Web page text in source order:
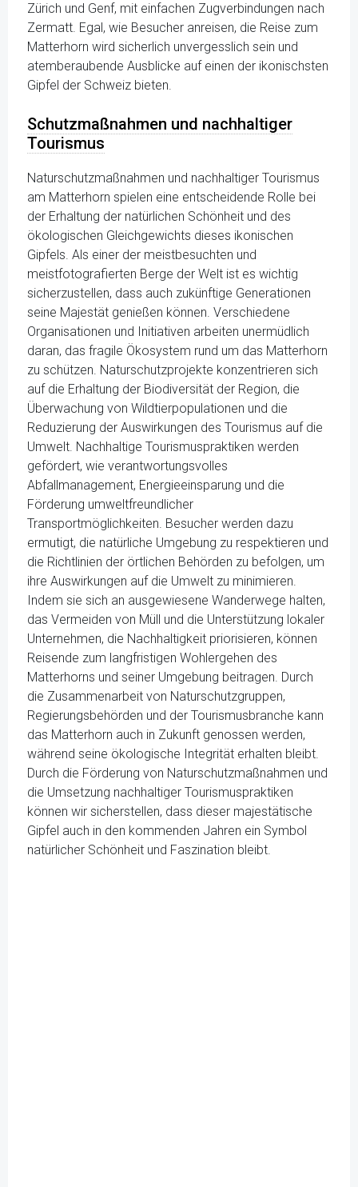
Zürich und Genf, mit einfachen Zugverbindungen nach
Zermatt. Egal, wie Besucher anreisen, die Reise zum
Matterhorn wird sicherlich unvergesslich sein und
atemberaubende Ausblicke auf einen der ikonischsten
Gipfel der Schweiz bieten.
Schutzmaßnahmen und nachhaltiger
Tourismus
Naturschutzmaßnahmen und nachhaltiger Tourismus
am Matterhorn spielen eine entscheidende Rolle bei
der Erhaltung der natürlichen Schönheit und des
ökologischen Gleichgewichts dieses ikonischen
Gipfels. Als einer der meistbesuchten und
meistfotografierten Berge der Welt ist es wichtig
sicherzustellen, dass auch zukünftige Generationen
seine Majestät genießen können. Verschiedene
Organisationen und Initiativen arbeiten unermüdlich
daran, das fragile Ökosystem rund um das Matterhorn
zu schützen. Naturschutzprojekte konzentrieren sich
auf die Erhaltung der Biodiversität der Region, die
Überwachung von Wildtierpopulationen und die
Reduzierung der Auswirkungen des Tourismus auf die
Umwelt. Nachhaltige Tourismuspraktiken werden
gefördert, wie verantwortungsvolles
Abfallmanagement, Energieeinsparung und die
Förderung umweltfreundlicher
Transportmöglichkeiten. Besucher werden dazu
ermutigt, die natürliche Umgebung zu respektieren und
die Richtlinien der örtlichen Behörden zu befolgen, um
ihre Auswirkungen auf die Umwelt zu minimieren.
Indem sie sich an ausgewiesene Wanderwege halten,
das Vermeiden von Müll und die Unterstützung lokaler
Unternehmen, die Nachhaltigkeit priorisieren, können
Reisende zum langfristigen Wohlergehen des
Matterhorns und seiner Umgebung beitragen. Durch
die Zusammenarbeit von Naturschutzgruppen,
Regierungsbehörden und der Tourismusbranche kann
das Matterhorn auch in Zukunft genossen werden,
während seine ökologische Integrität erhalten bleibt.
Durch die Förderung von Naturschutzmaßnahmen und
die Umsetzung nachhaltiger Tourismuspraktiken
können wir sicherstellen, dass dieser majestätische
Gipfel auch in den kommenden Jahren ein Symbol
natürlicher Schönheit und Faszination bleibt.